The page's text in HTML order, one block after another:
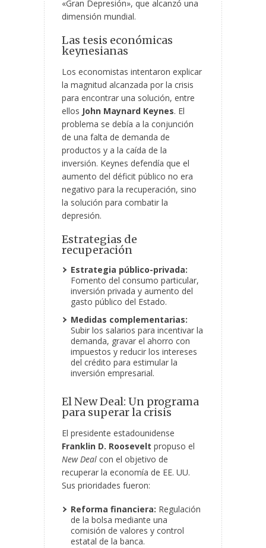
«Gran Depresión», que alcanzó una
dimensión mundial.
Las tesis económicas
keynesianas
Los economistas intentaron explicar
la magnitud alcanzada por la crisis
para encontrar una solución, entre
ellos John Maynard Keynes. El
problema se debía a la conjunción
de una falta de demanda de
productos y a la caída de la
inversión. Keynes defendía que el
aumento del déficit público no era
negativo para la recuperación, sino
la solución para combatir la
depresión.
Estrategias de
recuperación
Estrategia público-privada:
Fomento del consumo particular,
inversión privada y aumento del
gasto público del Estado.
Medidas complementarias:
Subir los salarios para incentivar la
demanda, gravar el ahorro con
impuestos y reducir los intereses
del crédito para estimular la
inversión empresarial.
El New Deal: Un programa
para superar la crisis
El presidente estadounidense
Franklin D. Roosevelt propuso el
New Deal con el objetivo de
recuperar la economía de EE. UU.
Sus prioridades fueron:
Reforma financiera: Regulación
de la bolsa mediante una
comisión de valores y control
estatal de la banca.